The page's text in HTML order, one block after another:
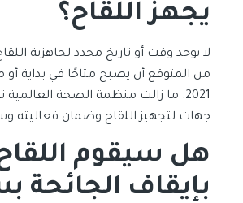
يجهز اللقاح؟
لا يوجد وقت أو تاريخ محدد لجاهزية اللقاح
من المتوقع أن يصبح متاحًا في بداية
2021. ما زالت منظمة الصحة
جهات لتجهيز اللقاح وضمان فعاليته
هل سيقوم
بإيقاف الجائحة